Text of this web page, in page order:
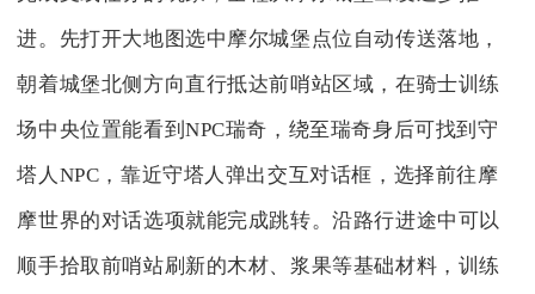
进。先打开大地图选中摩尔城堡点位自动传送落地，
朝着城堡北侧方向直行抵达前哨站区域，在骑士训练
场中央位置能看到NPC瑞奇，绕至瑞奇身后可找到守
塔人NPC，靠近守塔人弹出交互对话框，选择前往摩
摩世界的对话选项就能完成跳转。沿路行进途中可以
顺手拾取前哨站刷新的木材、浆果等基础材料，训练